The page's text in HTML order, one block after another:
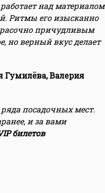
над материалом
Ритмы его изысканно
причудливым
но верный вкус делает
Гумилёва, Валерия
посадочных мест.
и за вами
билетов